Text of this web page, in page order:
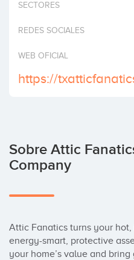
SECTORES
REDES SOCIALES
WEB OFICIAL
https://
Sobre Attic
Company
Attic Fanatics turns your
energy-smart, protective
your home’s value and